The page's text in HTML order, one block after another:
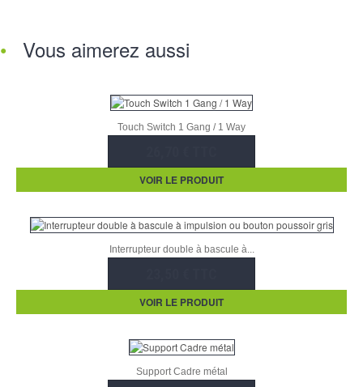
Vous aimerez aussi
Touch Switch 1 Gang / 1 Way
VOIR LE PRODUIT
Interrupteur double à bascule à...
VOIR LE PRODUIT
Support Cadre métal